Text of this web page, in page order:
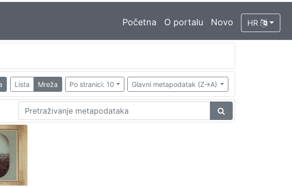
Početna O portalu Novo HR
Lista Mreža Po stranici: 10 Glavni metapodatak (Z->A)